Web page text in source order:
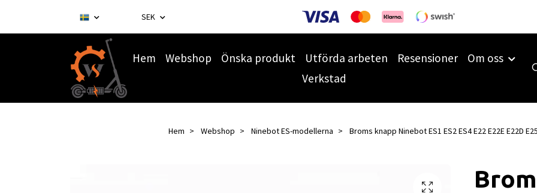
SEK
Hem Webshop Önska produkt Utförda arbeten Resensioner
Om oss
Verkstad
Hem Webshop Ninebot ES-modellerna Broms knapp Ninebot ES1 ES2 ES4 E22 E22E E22D